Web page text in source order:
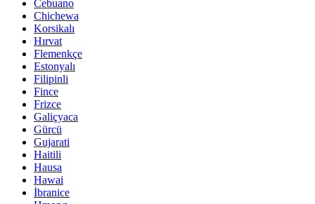
Cebuano
Chichewa
Korsikalı
Hırvat
Flemenkçe
Estonyalı
Filipinli
Fince
Frizce
Galiçyaca
Gürcü
Gujarati
Haitili
Hausa
Hawai
İbranice